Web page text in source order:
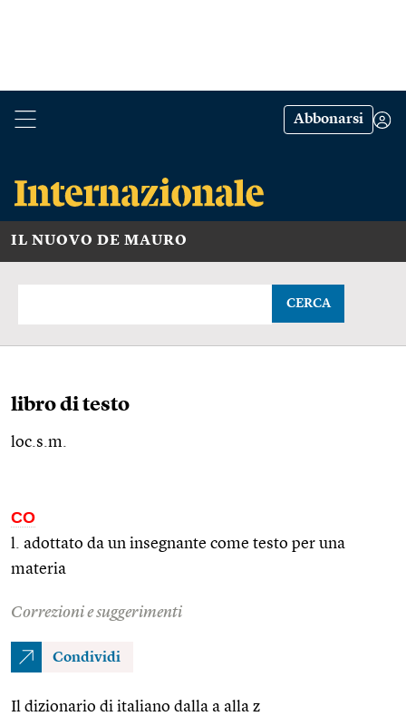
Abbonarsi
IL NUOVO DE MAURO
CERCA
libro di testo
loc.s.m.
CO
l. adottato da un insegnante come testo per una
materia
Correzioni e suggerimenti
Condividi
Il dizionario di italiano dalla a alla z